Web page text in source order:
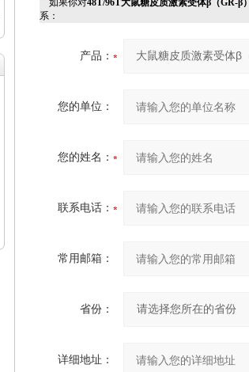
如果你对48T/96T大鼠糖皮质激素受体β（GR-β
系：
产品：
您的单位：
您的姓名：
联系电话：
常用邮箱：
省份：
详细地址：